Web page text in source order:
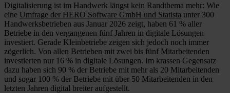
Digitalisierung ist im Handwerk längst kein Randthema mehr: Wie
eine Umfrage der HERO Software GmbH und Statista unter 300
Handwerksbetrieben aus Januar 2026 zeigt, haben 61 % aller
Betriebe in den vergangenen fünf Jahren in digitale Lösungen
investiert. Gerade Kleinbetriebe zeigen sich jedoch noch immer
zögerlich. Von allen Betrieben mit zwei bis fünf Mitarbeitenden
investierten nur 16 % in digitale Lösungen. Im krassen Gegensatz
dazu haben sich 90 % der Betriebe mit mehr als 20 Mitarbeitenden
und sogar 100 % der Betriebe mit über 50 Mitarbeitenden in den
letzten Jahren digital breiter aufgestellt.